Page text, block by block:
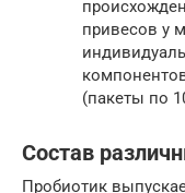
привесов у
(пакеты по
Состав
Пробиотик